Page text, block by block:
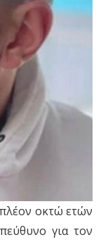
οκτώ ετών
για τον